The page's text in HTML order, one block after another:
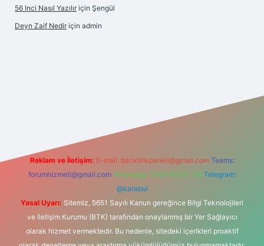
56 Inci Nasıl Yazılır için Şengül
Deyn Zaif Nedir için admin
Reklam ve İletişim: E-mail: backlinkpaneli@gmail.com Teams:
forumhizmeti@gmail.com Whatsapp: 0262 606 0 726 Telegram:
@karabul
Yasal Uyarı: Sitemiz, 5651 Sayılı Kanun gereğince Bilgi Teknolojileri
ve İletişim Kurumu (BTK) tarafından onaylanmış bir Yer Sağlayıcı
olarak hizmet vermektedir. Bu nedenle, sitedeki içerikleri proaktif